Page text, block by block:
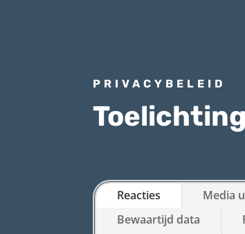
PRIVACYBELEID
Reacties Media
Bewaartijd data